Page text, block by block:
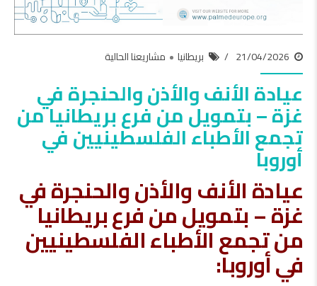
21/04/2026 بريطانيا مشاريعنا الحالية
عيادة الأنف والأذن والحنجرة في
غزة – بتمويل من فرع بريطانيا من
تجمع الأطباء الفلسطينيين في
أوروبا
عيادة الأنف والأذن والحنجرة في
غزة – بتمويل من فرع بريطانيا
من تجمع الأطباء الفلسطينيين
في أوروبا: